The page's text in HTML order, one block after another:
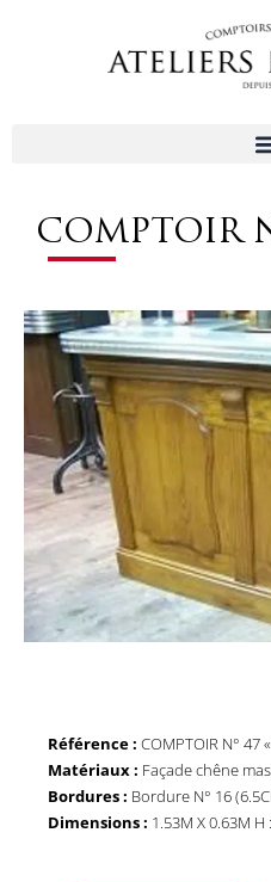
COMPTOIR
Référence : COMPTOIR N° 47
Matériaux : Façade chêne
Bordures : Bordure N° 16
Dimensions : 1.53M X 0.63M H